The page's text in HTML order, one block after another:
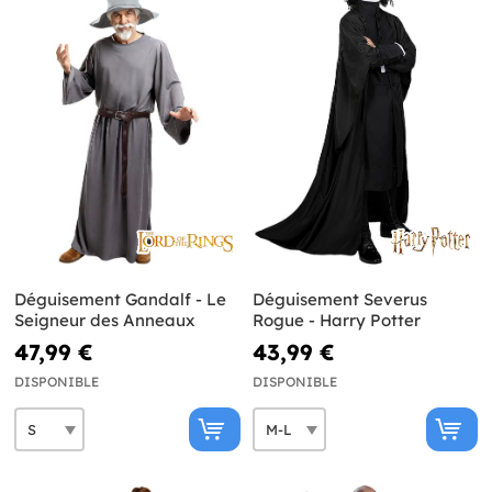
Déguisement Gandalf - Le
Seigneur des Anneaux
47,99 €
DISPONIBLE
Déguisement Severus
Rogue - Harry Potter
43,99 €
DISPONIBLE